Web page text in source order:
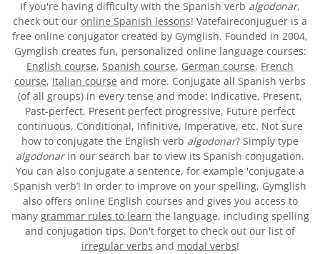
If you're having difficulty with the Spanish verb algodonar,
check out our online Spanish lessons! Vatefaireconjuguer is a
free online conjugator created by Gymglish. Founded in 2004,
Gymglish creates fun, personalized online language courses:
English course, Spanish course, German course, French
course, Italian course and more. Conjugate all Spanish verbs
(of all groups) in every tense and mode: Indicative, Present,
Past-perfect, Present perfect progressive, Future perfect
continuous, Conditional, Infinitive, Imperative, etc. Not sure
how to conjugate the English verb algodonar? Simply type
algodonarin our search bar to view its Spanish conjugation.
You can also conjugate a sentence, for example 'conjugate a
Spanish verb’! In order to improve on your spelling, Gymglish
also offers online English courses and gives you access to
many grammar rules to learn the language, including spelling
and conjugation tips. Don't forget to check out our list of
irregular verbs and modal verbs!